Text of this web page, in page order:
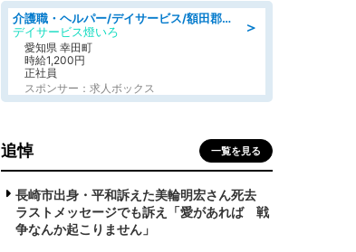
＞
介護職・ヘルパー/デイサービス/額田郡幸田町/JR東海道本線 幸田/愛知県
デイサービス燈いろ
愛知県 幸田町
時給1,200円
正社員
スポンサー：求人ボックス
追悼 一覧を見る
長崎市出身・平和訴えた美輪明宏さん死去
ラストメッセージでも訴え「愛があれば 戦
争なんか起こりません」